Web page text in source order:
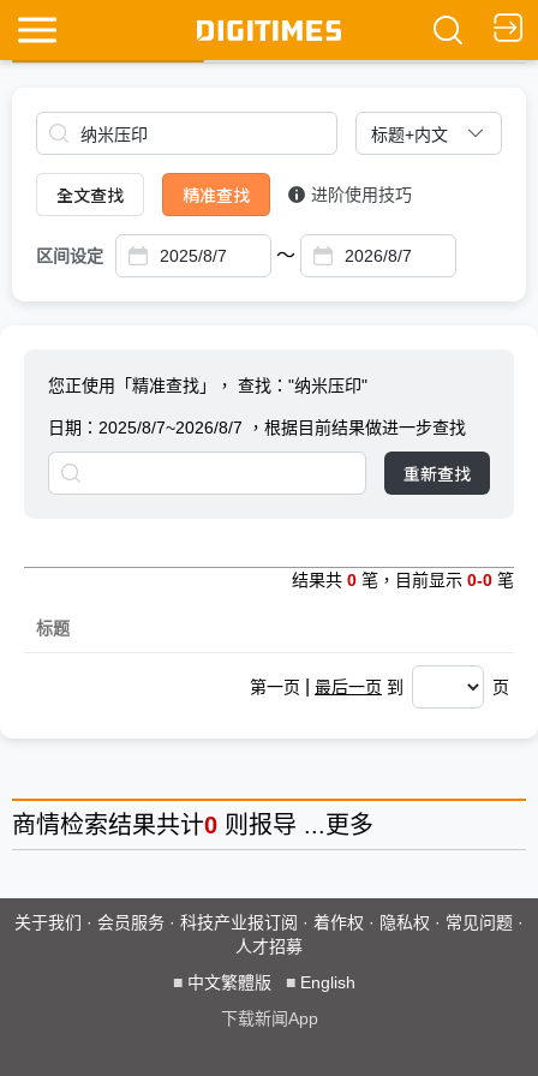
Ask DIGITIMES
全文查找 精准查找 进阶使用技巧
区间设定 ～
您正使用「精准查找」， 查找："纳米压印"
日期： 2025/8/7~2026/8/7 ，根据目前结果做进一步查找
重新查找
结果共 0 笔，目前显示 0-0 笔
标题
第一页 最后一页 到 页
商情检索结果共计0 则报导 ... 更多
关于我们 · 会员服务 · 科技产业报订阅 · 着作权 · 隐私权 · 常见问题 ·
人才招募
■ 中文繁體版 ■ English
下载新闻App